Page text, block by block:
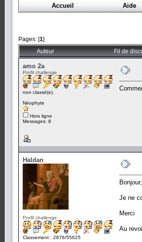
Accueil
Aide
Pages: [1]
Auteur Fil de
amo 2a
Profil challenge
non classé(e).
Néophyte
Hors ligne
Messages: 8
Haldan
Profil challenge
Classement : 2876/55625
Bonjour,
Je ne
Merci
Au